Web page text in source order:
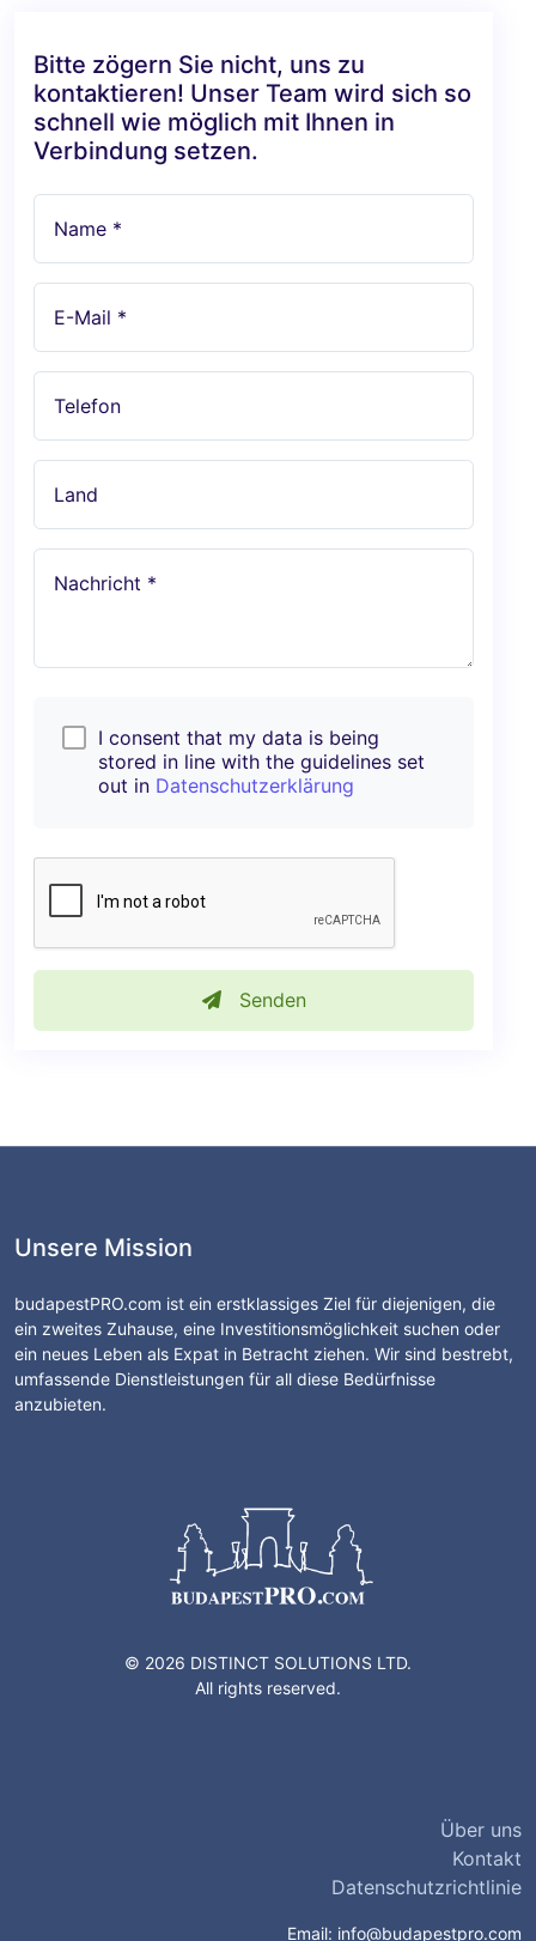
Bitte zögern Sie nicht, uns zu
kontaktieren! Unser Team wird sich so
schnell wie möglich mit Ihnen in
Verbindung setzen.
Name *
E-Mail *
Telefon
Land
Nachricht *
I consent that my data is being
stored in line with the guidelines set
out in Datenschutzerklärung
Senden
Unsere Mission
budapestPRO.com ist ein erstklassiges Ziel für diejenigen, die
ein zweites Zuhause, eine Investitionsmöglichkeit suchen oder
ein neues Leben als Expat in Betracht ziehen. Wir sind bestrebt,
umfassende Dienstleistungen für all diese Bedürfnisse
anzubieten.
© 2026 DISTINCT SOLUTIONS LTD.
All rights reserved.
Über uns
Kontakt
Datenschutzrichtlinie
Email: info@budapestpro.com